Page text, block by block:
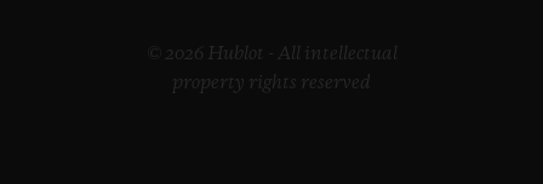
© 2026 Hublot - All intellectual
property rights reserved